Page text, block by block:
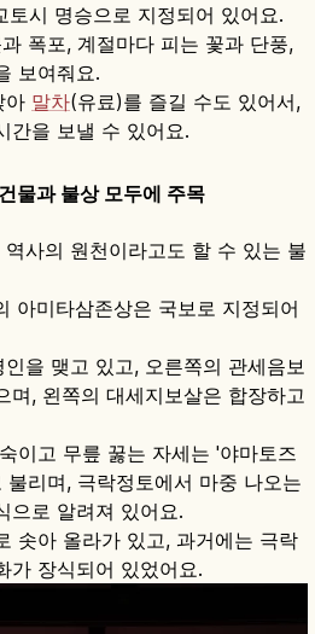
토시 명승으로 지정되어 있어요.
폭포, 계절마다 피는 꽃과 단풍,
보여줘요.
아 말차(유료)를 즐길 수도 있어서,
간을 보낼 수 있어요.
물과 불상 모두에 주목
사의 원천이라고도 할 수 있는 불
아미타삼존상은 국보로 지정되어
을 맺고 있고, 오른쪽의 관세음보
며, 왼쪽의 대세지보살은 합장하고
이고 무릎 꿇는 자세는 '야마토즈
리며, 극락정토에서 마중 나오는
으로 알려져 있어요.
솟아 올라가 있고, 과거에는 극락
가 장식되어 있었어요.